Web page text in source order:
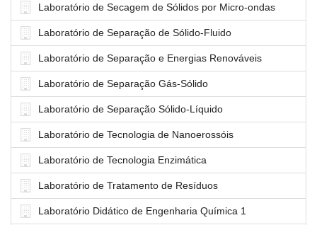
Laboratório de Secagem de Sólidos por Micro-ondas
Laboratório de Separação de Sólido-Fluido
Laboratório de Separação e Energias Renováveis
Laboratório de Separação Gás-Sólido
Laboratório de Separação Sólido-Líquido
Laboratório de Tecnologia de Nanoerossóis
Laboratório de Tecnologia Enzimática
Laboratório de Tratamento de Resíduos
Laboratório Didático de Engenharia Química 1